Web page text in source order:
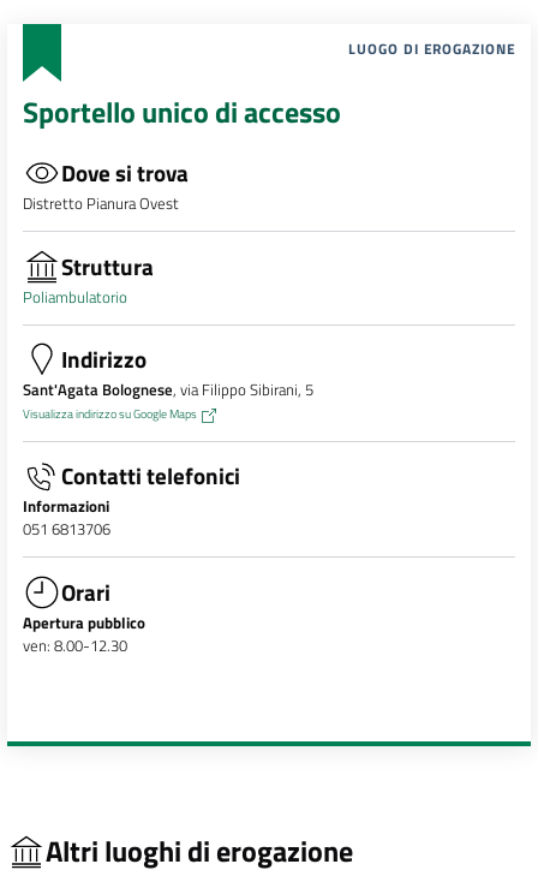
LUOGO DI EROGAZIONE
Sportello unico di accesso
Dove si trova
Distretto Pianura Ovest
Struttura
Poliambulatorio
Indirizzo
Sant'Agata Bolognese, via Filippo Sibirani, 5
Visualizza indirizzo su Google Maps
Contatti telefonici
Informazioni
051 6813706
Orari
Apertura pubblico
ven: 8.00-12.30
Altri luoghi di erogazione